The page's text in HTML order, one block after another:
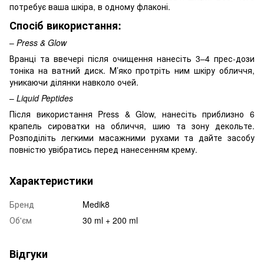
потребує ваша шкіра, в одному флаконі.
Спосіб використання:
– Press & Glow
Вранці та ввечері після очищення нанесіть 3–4 прес-дози
тоніка на ватний диск. М’яко протріть ним шкіру обличчя,
уникаючи ділянки навколо очей.
– Liquid Peptides
Після використання Press & Glow, нанесіть приблизно 6
крапель сироватки на обличчя, шию та зону декольте.
Розподіліть легкими масажними рухами та дайте засобу
повністю увібратись перед нанесенням крему.
Характеристики
Бренд
Medik8
Об'єм
30 ml + 200 ml
Відгуки